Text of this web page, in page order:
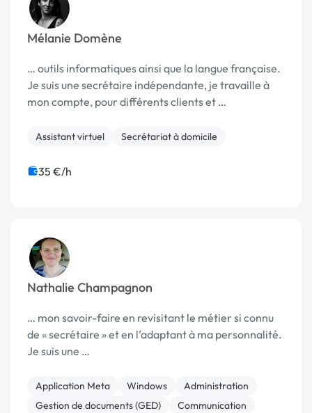
Mélanie Domène
… outils informatiques ainsi que la langue française.
Je suis une secrétaire indépendante, je travaille à
mon compte, pour différents clients et …
Assistant virtuel Secrétariat à domicile
35 €/h
Nathalie Champagnon
… mon savoir-faire en revisitant le métier si connu
de « secrétaire » et en l’adaptant à ma personnalité.
Je suis une …
Application Meta Windows
Administration
Gestion de documents (GED)
Communication